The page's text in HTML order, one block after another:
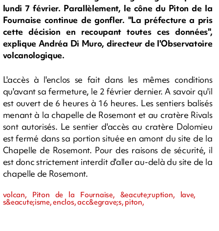
lundi 7 février. Parallèlement, le cône du Piton de la
Fournaise continue de gonfler. "La préfecture a pris
cette décision en recoupant toutes ces données",
explique Andréa Di Muro, directeur de l'Observatoire
volcanologique.
L'accès à l'enclos se fait dans les mêmes conditions
qu'avant sa fermeture, le 2 février dernier. A savoir qu'il
est ouvert de 6 heures à 16 heures. Les sentiers balisés
menant à la chapelle de Rosemont et au cratère Rivals
sont autorisés. Le sentier d'accès au cratère Dolomieu
est fermé dans sa portion située en amont du site de la
Chapelle de Rosemont. Pour des raisons de sécurité, il
est donc strictement interdit d'aller au-delà du site de la
chapelle de Rosemont.
volcan, Piton de la Fournaise, &eacute;ruption, lave,
s&eacute;isme, enclos, acc&egrave;s, piton,